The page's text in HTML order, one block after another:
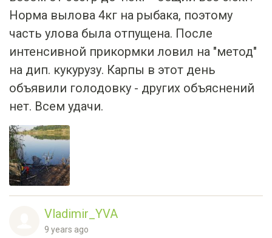
часть улова была отпущена. После
интенсивной прикормки ловил на "метод"
на дип. кукурузу. Карпы в этот день
объявили голодовку - других объяснений
нет. Всем удачи.
Vladimir_YVA